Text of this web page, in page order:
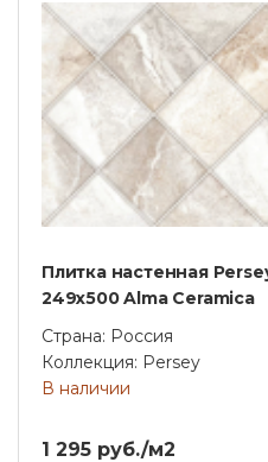
Плитка настенная
249x500 Alma Ceramica
Страна: Россия
Коллекция: Persey
В наличии
1 295 руб./м2